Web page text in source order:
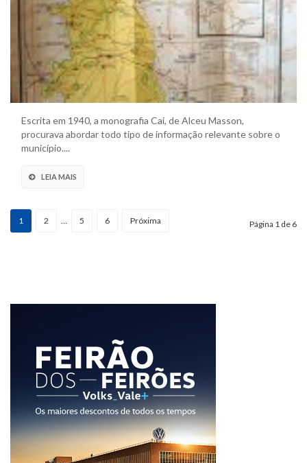
Escrita em 1940, a monografia Caí, de Alceu Masson,
procurava abordar todo tipo de informação relevante sobre o
município....
LEIA MAIS
1 2 … 5 6 Próxima Página 1 de 6